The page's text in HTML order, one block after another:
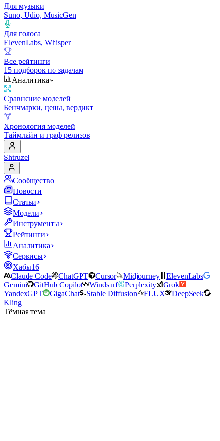
Для музыки
Suno, Udio, MusicGen
Для голоса
ElevenLabs, Whisper
Все рейтинги
15 подборок по задачам
Аналитика
Сравнение моделей
Бенчмарки, цены, вердикт
Хронология моделей
Таймлайн и граф релизов
Shtruzel
Сообщество
Новости
Статьи
Модели
Инструменты
Рейтинги
Аналитика
Сервисы
Хабы16
Claude Code
ChatGPT Cursor Midjourney
ElevenLabs
Gemini
GitHub Copilot Windsurf Perplexity
Grok
YandexGPT
GigaChat Stable Diffusion FLUX
DeepSeek
Kling
Тёмная тема